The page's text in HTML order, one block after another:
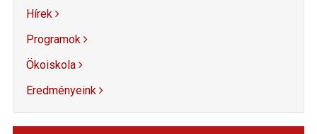
Hírek
Programok
Ökoiskola
Eredményeink